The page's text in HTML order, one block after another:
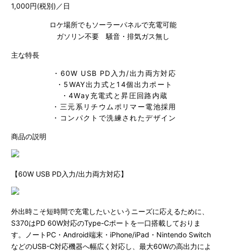
1,000円(税別)／日
ロケ場所でもソーラーパネルで充電可能
ガソリン不要 騒音・排気ガス無し
主な特長
・60W USB PD入力/出力両方対応
・5WAY出力式と14個出力ポート
・4Way充電式と昇圧回路内蔵
・三元系リチウムポリマー電池採用
・コンパクトで洗練されたデザイン
商品の説明
【60W USB PD入力/出力両方対応】
外出時こそ短時間で充電したいというニーズに応えるために、
S370はPD 60W対応のType-Cポートを一口搭載しておりま
す。ノートPC・Android端末・iPhone/iPad・Nintendo Switch
などのUSB-C対応機器へ幅広く対応し、最⼤60Wの⾼出⼒によ